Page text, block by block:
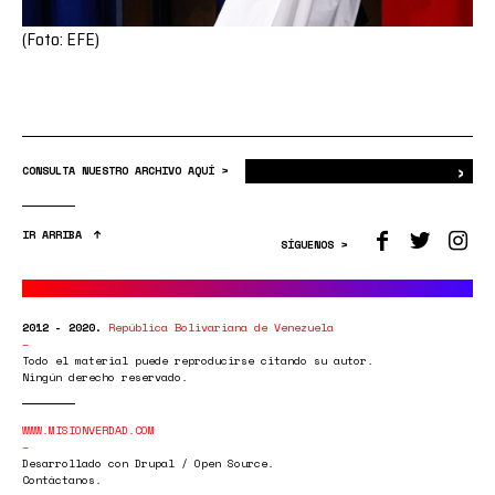
(Foto: EFE)
CONSULTA NUESTRO ARCHIVO AQUÍ > ›
IR ARRIBA
SÍGUENOS >
2012 - 2020. República Bolivariana de Venezuela
Todo el material puede reproducirse citando su autor.
Ningún derecho reservado.
WWW.MISIONVERDAD.COM
Desarrollado con Drupal / Open Source.
Contáctanos.